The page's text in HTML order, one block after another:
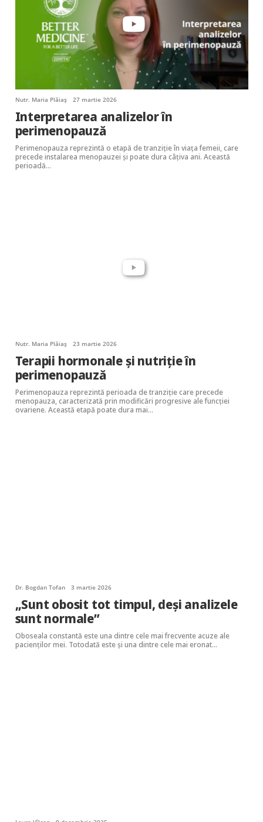
Nutr. Maria Plăiaș 27 martie 2026
Interpretarea analizelor în
perimenopauză
Perimenopauza reprezintă o etapă de tranziție în viața femeii, care
precede instalarea menopauzei și poate dura câțiva ani. Această
perioadă…
Nutr. Maria Plăiaș 23 martie 2026
Terapii hormonale și nutriție în
perimenopauză
Perimenopauza reprezintă perioada de tranziție care precede
menopauza, caracterizată prin modificări progresive ale funcției
ovariene. Această etapă poate dura mai…
Dr. Bogdan Tofan 3 martie 2026
„Sunt obosit tot timpul, deși analizele
sunt normale”
Oboseala constantă este una dintre cele mai frecvente acuze ale
pacienţilor mei. Totodată este şi una dintre cele mai eronat…